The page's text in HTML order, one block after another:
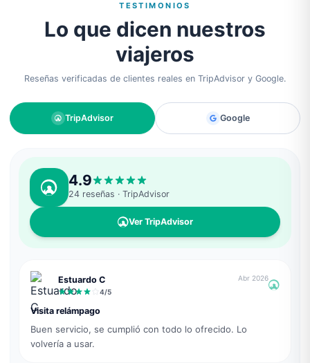
TESTIMONIOS
Lo que dicen nuestros
viajeros
Reseñas verificadas de clientes reales en TripAdvisor y Google.
TripAdvisor Google
4.9
24 reseñas · TripAdvisor
Ver TripAdvisor
Estuardo C
Abr 2026
4/5
Visita relámpago
Buen servicio, se cumplió con todo lo ofrecido. Lo
volvería a usar.